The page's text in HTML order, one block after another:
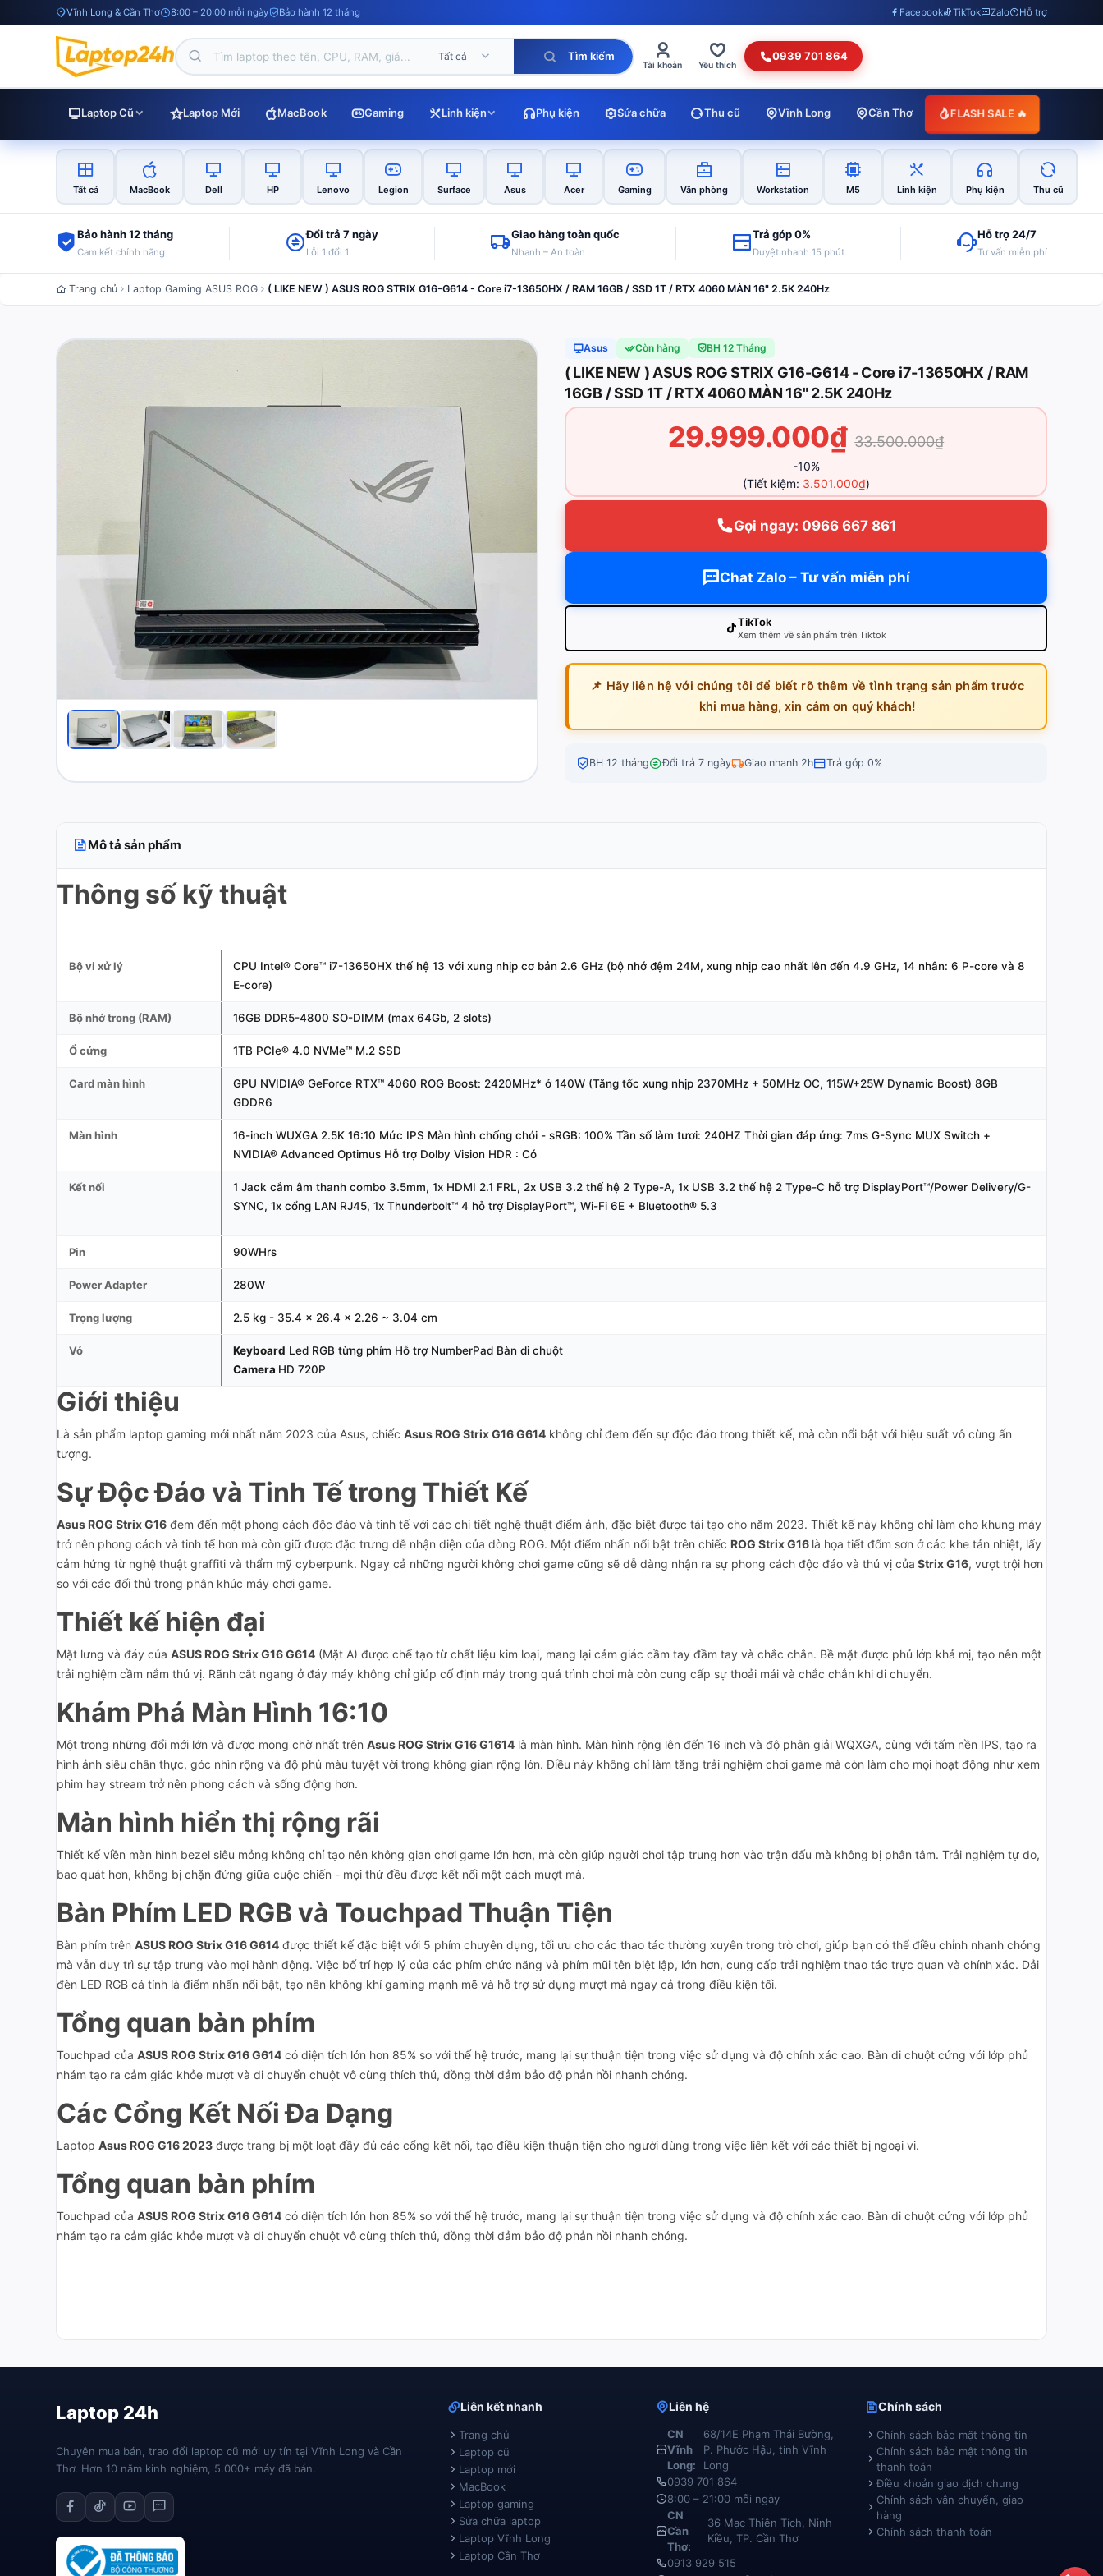
Vĩnh Long & Cần Thơ 8:00 – 20:00 mỗi ngày Bảo hành 12 tháng Facebook TikTok Zalo Hỗ trợ
Tất cả Tìm kiếm
Tài khoản Yêu thích
0939 701 864
Laptop Cũ Laptop Mới MacBook Gaming Linh kiện Phụ kiện Sửa chữa Thu cũ Vĩnh Long Cần Thơ FLASH SALE 🔥
Tất cả MacBook Dell HP Lenovo Legion Surface Asus Acer Gaming Văn phòng Workstation M5 Linh kiện Phụ kiện Thu cũ
Bảo hành 12 tháng
Cam kết chính hãng
Đổi trả 7 ngày
Lỗi 1 đổi 1
Giao hàng toàn quốc
Nhanh – An toàn
Trả góp 0%
Duyệt nhanh 15 phút
Hỗ trợ 24/7
Tư vấn miễn phí
Trang chủ Laptop Gaming ASUS ROG ( LIKE NEW ) ASUS ROG STRIX G16-G614 - Core i7-13650HX / RAM 16GB / SSD 1T / RTX 4060 MÀN 16" 2.5K 240Hz
Asus Còn hàng BH 12 Tháng
( LIKE NEW ) ASUS ROG STRIX G16-G614 - Core i7-13650HX / RAM
16GB / SSD 1T / RTX 4060 MÀN 16" 2.5K 240Hz
29.999.000₫ 33.500.000₫
-10%
(Tiết kiệm: 3.501.000₫)
Gọi ngay: 0966 667 861
Chat Zalo – Tư vấn miễn phí
TikTok
Xem thêm về sản phẩm trên Tiktok
📌 Hãy liên hệ với chúng tôi để biết rõ thêm về tình trạng sản phẩm trước
khi mua hàng, xin cảm ơn quý khách!
BH 12 tháng Đổi trả 7 ngày Giao nhanh 2h Trả góp 0%
Mô tả sản phẩm
Thông số kỹ thuật
Bộ vi xử lý
CPU Intel® Core™ i7-13650HX thế hệ 13 với xung nhịp cơ bản 2.6 GHz (bộ nhớ đệm 24M, xung nhịp cao nhất lên đến 4.9 GHz, 14 nhân: 6 P-core và 8
E-core)
Bộ nhớ trong (RAM) 16GB DDR5-4800 SO-DIMM (max 64Gb, 2 slots)
Ổ cứng 1TB PCIe® 4.0 NVMe™ M.2 SSD
Card màn hình
GPU NVIDIA® GeForce RTX™ 4060 ROG Boost: 2420MHz* ở 140W (Tăng tốc xung nhịp 2370MHz + 50MHz OC, 115W+25W Dynamic Boost) 8GB
GDDR6
Màn hình
16-inch WUXGA 2.5K 16:10 Mức IPS Màn hình chống chói - sRGB: 100% Tần số làm tươi: 240HZ Thời gian đáp ứng: 7ms G-Sync MUX Switch +
NVIDIA® Advanced Optimus Hỗ trợ Dolby Vision HDR : Có
Kết nối
1 Jack cắm âm thanh combo 3.5mm, 1x HDMI 2.1 FRL, 2x USB 3.2 thế hệ 2 Type-A, 1x USB 3.2 thế hệ 2 Type-C hỗ trợ DisplayPort™/Power Delivery/G-
SYNC, 1x cổng LAN RJ45, 1x Thunderbolt™ 4 hỗ trợ DisplayPort™, Wi-Fi 6E + Bluetooth® 5.3
Pin 90WHrs
Power Adapter 280W
Trọng lượng 2.5 kg - 35.4 x 26.4 x 2.26 ~ 3.04 cm
Vỏ Keyboard Led RGB từng phím Hỗ trợ NumberPad Bàn di chuột
Camera HD 720P
Giới thiệu
Là sản phẩm laptop gaming mới nhất năm 2023 của Asus, chiếc Asus ROG Strix G16 G614 không chỉ đem đến sự độc đáo trong thiết kế, mà còn nổi bật với hiệu suất vô cùng ấn
tượng.
Sự Độc Đáo và Tinh Tế trong Thiết Kế
Asus ROG Strix G16 đem đến một phong cách độc đáo và tinh tế với các chi tiết nghệ thuật điểm ảnh, đặc biệt được tái tạo cho năm 2023. Thiết kế này không chỉ làm cho khung máy
trở nên phong cách và tinh tế hơn mà còn giữ được đặc trưng dễ nhận diện của dòng ROG. Một điểm nhấn nổi bật trên chiếc ROG Strix G16 là họa tiết đốm sơn ở các khe tản nhiệt, lấy
cảm hứng từ nghệ thuật graffiti và thẩm mỹ cyberpunk. Ngay cả những người không chơi game cũng sẽ dễ dàng nhận ra sự phong cách độc đáo và thú vị của Strix G16, vượt trội hơn
so với các đối thủ trong phân khúc máy chơi game.
Thiết kế hiện đại
Mặt lưng và đáy của ASUS ROG Strix G16 G614 (Mặt A) được chế tạo từ chất liệu kim loại, mang lại cảm giác cầm tay đầm tay và chắc chắn. Bề mặt được phủ lớp khả mị, tạo nên một
trải nghiệm cầm nắm thú vị. Rãnh cắt ngang ở đáy máy không chỉ giúp cố định máy trong quá trình chơi mà còn cung cấp sự thoải mái và chắc chắn khi di chuyển.
Khám Phá Màn Hình 16:10
Một trong những đổi mới lớn và được mong chờ nhất trên Asus ROG Strix G16 G1614 là màn hình. Màn hình rộng lên đến 16 inch và độ phân giải WQXGA, cùng với tấm nền IPS, tạo ra
hình ảnh siêu chân thực, góc nhìn rộng và độ phủ màu tuyệt vời trong không gian rộng lớn. Điều này không chỉ làm tăng trải nghiệm chơi game mà còn làm cho mọi hoạt động như xem
phim hay stream trở nên phong cách và sống động hơn.
Màn hình hiển thị rộng rãi
Thiết kế viền màn hình bezel siêu mỏng không chỉ tạo nên không gian chơi game lớn hơn, mà còn giúp người chơi tập trung hơn vào trận đấu mà không bị phân tâm. Trải nghiệm tự do,
bao quát hơn, không bị chặn đứng giữa cuộc chiến - mọi thứ đều được kết nối một cách mượt mà.
Bàn Phím LED RGB và Touchpad Thuận Tiện
Bàn phím trên ASUS ROG Strix G16 G614 được thiết kế đặc biệt với 5 phím chuyên dụng, tối ưu cho các thao tác thường xuyên trong trò chơi, giúp bạn có thể điều chỉnh nhanh chóng
mà vẫn duy trì sự tập trung vào mọi hành động. Việc bố trí hợp lý của các phím chức năng và phím mũi tên biệt lập, lớn hơn, cung cấp trải nghiệm thao tác trực quan và chính xác. Dải
đèn LED RGB cá tính là điểm nhấn nổi bật, tạo nên không khí gaming mạnh mẽ và hỗ trợ sử dụng mượt mà ngay cả trong điều kiện tối.
Tổng quan bàn phím
Touchpad của ASUS ROG Strix G16 G614 có diện tích lớn hơn 85% so với thế hệ trước, mang lại sự thuận tiện trong việc sử dụng và độ chính xác cao. Bàn di chuột cứng với lớp phủ
nhám tạo ra cảm giác khỏe mượt và di chuyển chuột vô cùng thích thú, đồng thời đảm bảo độ phản hồi nhanh chóng.
Các Cổng Kết Nối Đa Dạng
Laptop Asus ROG G16 2023 được trang bị một loạt đầy đủ các cổng kết nối, tạo điều kiện thuận tiện cho người dùng trong việc liên kết với các thiết bị ngoại vi.
Tổng quan bàn phím
Touchpad của ASUS ROG Strix G16 G614 có diện tích lớn hơn 85% so với thế hệ trước, mang lại sự thuận tiện trong việc sử dụng và độ chính xác cao. Bàn di chuột cứng với lớp phủ
nhám tạo ra cảm giác khỏe mượt và di chuyển chuột vô cùng thích thú, đồng thời đảm bảo độ phản hồi nhanh chóng.
Laptop 24h
Chuyên mua bán, trao đổi laptop cũ mới uy tín tại Vĩnh Long và Cần
Thơ. Hơn 10 năm kinh nghiệm, 5.000+ máy đã bán.
Liên kết nhanh
Trang chủ
Laptop cũ
Laptop mới
MacBook
Laptop gaming
Sửa chữa laptop
Laptop Vĩnh Long
Laptop Cần Thơ
Liên hệ
CN
Vĩnh
Long:
68/14E Phạm Thái Bường,
P. Phước Hậu, tỉnh Vĩnh
Long
0939 701 864
8:00 – 21:00 mỗi ngày
CN
Cần
Thơ:
36 Mạc Thiên Tích, Ninh
Kiều, TP. Cần Thơ
0913 929 515
Chính sách
Chính sách bảo mật thông tin
Chính sách bảo mật thông tin
thanh toán
Điều khoản giao dịch chung
Chính sách vận chuyển, giao
hàng
Chính sách thanh toán